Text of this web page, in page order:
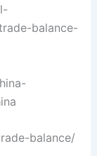
balance-
balance/